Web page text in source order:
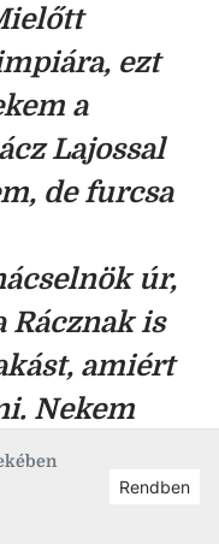
Rendben
ezt
a
Lajossal
de furcsa
úr,
Rácznak is
amiért
Nekem
adtak!